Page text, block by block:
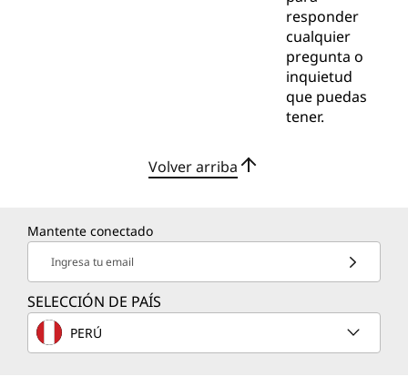
responder
cualquier
pregunta o
inquietud
que puedas
tener.
Volver arriba
Mantente conectado
Ingresa tu email
SELECCIÓN DE PAÍS
PERÚ